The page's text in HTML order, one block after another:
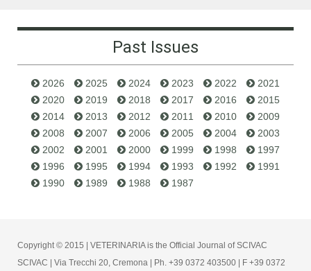
Past Issues
2026 2025 2024 2023 2022
2021
2020
2019 2018 2017 2016
2015
2014
2013 2012 2011 2010
2009
2008
2007 2006 2005 2004
2003
2002
2001 2000 1999 1998
1997
1996
1995 1994 1993 1992
1991
1990
1989 1988 1987
Copyright © 2015 | VETERINARIA is the Official Journal of SCIVAC
SCIVAC | Via Trecchi 20, Cremona | Ph. +39 0372 403500 | F +39 0372